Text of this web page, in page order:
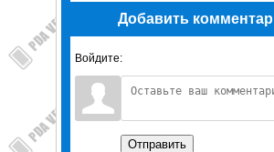
Добавить
Войдите:
Отправить